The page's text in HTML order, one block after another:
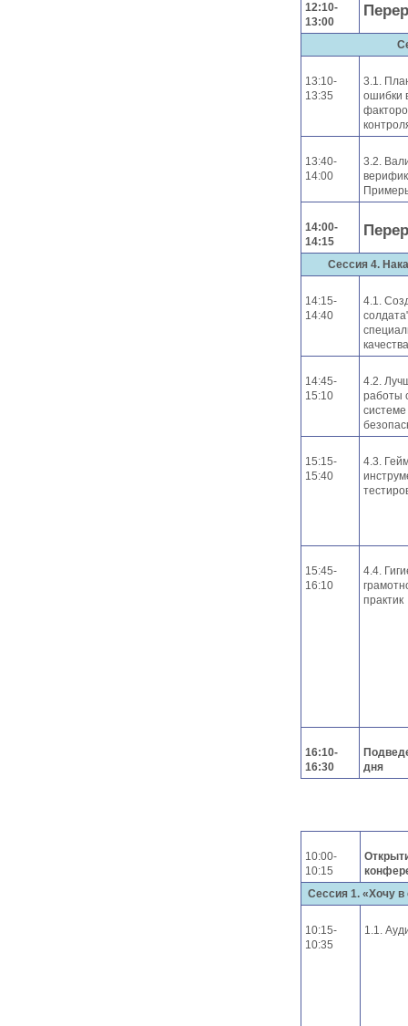
12:10-
13:00
13:10-
13:35
3.1.
ошибки
13:40-
14:00
3.2.
14:00-
14:15
Сессия 4.
14:15-
14:40
4.1.
14:45-
15:10
4.2.
работы
15:15-
15:40
4.3.
15:45-
16:10
4.4.
практик
16:10-
16:30
дня
10:00-
10:15
Сессия 1. «Хочу в
10:15-
10:35
1.1.